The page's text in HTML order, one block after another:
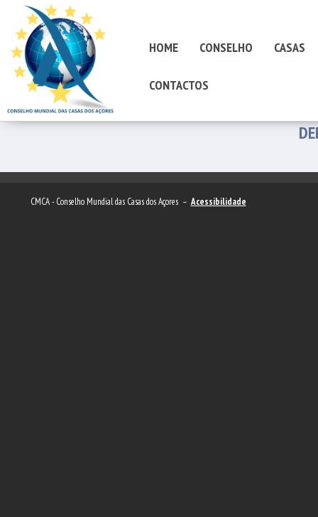
HOME CONSELHO CASAS
CONTACTOS
CMCA - Conselho Mundial das Casas dos Açores – Acessibilidade